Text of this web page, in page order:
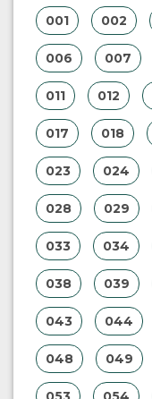
001 002
006 007
011 012
017 018
023 024
028 029
033 034
038 039
043 044
048 049